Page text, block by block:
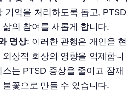
기억을 처리하도록 돕고, PTSD
삶의 참여를 새롭게 합니다.
명상: 이러한 관행은 개인을 현
상적 회상의 영향을 억제합니
는 PTSD 증상을 줄이고 잠재
불꽃으로 만들 수 있습니다.